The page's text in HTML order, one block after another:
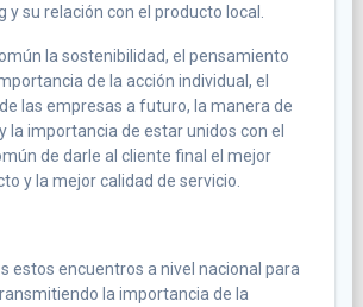
y su relación con el producto local.
la sostenibilidad, el pensamiento
de la acción individual, el
las empresas a futuro, la manera de
la importancia de estar unidos con el
de darle al cliente final el mejor
y la mejor calidad de servicio.
estos encuentros a nivel nacional para
la importancia de la